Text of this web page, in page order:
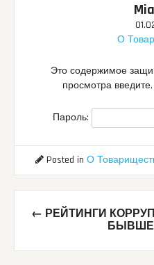
О
Это содержимое
просмотра
Пароль:
Posted in О
Post
navigation
← РЕЙТИНГИ